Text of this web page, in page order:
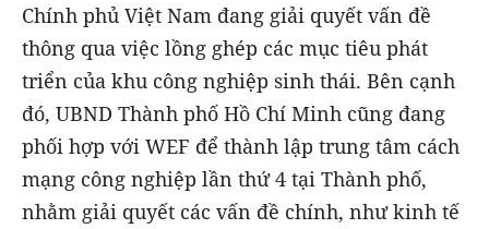
Chính phủ Việt Nam đang giải quyết vấn đề
thông qua việc lồng ghép các mục tiêu phát
triển của khu công nghiệp sinh thái. Bên cạnh
đó, UBND Thành phố Hồ Chí Minh cũng đang
phối hợp với WEF để thành lập trung tâm cách
mạng công nghiệp lần thứ 4 tại Thành phố,
nhằm giải quyết các vấn đề chính, như kinh tế